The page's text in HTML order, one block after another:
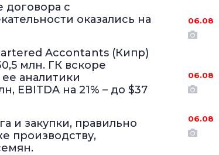
договора с
оказались на
Accontants (Кипр)
млн. ГК вскоре
аналитики
EBITDA на 21% – до $37
и закупки, правильно
производству,
06.08
06.08
06.08